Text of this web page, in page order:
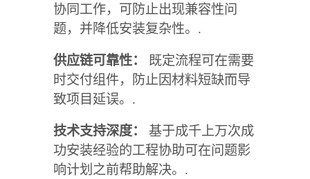
协同工作，可防止出现兼容性问
题，并降低安装复杂性。.
供应链可靠性：
既定流程可在需要
时交付组件，防止因材料短缺而导
致项目延误。.
技术支持深度：
基于成千上万次成
功安装经验的工程协助可在问题影
响计划之前帮助解决。.